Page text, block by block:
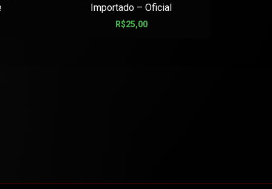
Importado – Oficial
R$25,00